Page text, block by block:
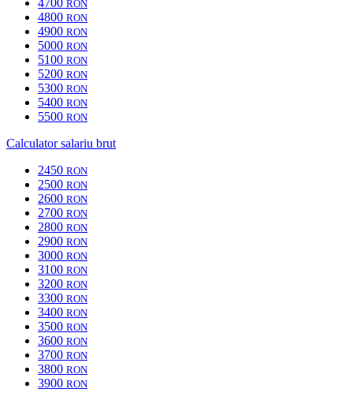
4700 RON
4800 RON
4900 RON
5000 RON
5100 RON
5200 RON
5300 RON
5400 RON
5500 RON
Calculator salariu brut
2450 RON
2500 RON
2600 RON
2700 RON
2800 RON
2900 RON
3000 RON
3100 RON
3200 RON
3300 RON
3400 RON
3500 RON
3600 RON
3700 RON
3800 RON
3900 RON